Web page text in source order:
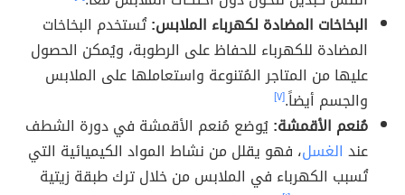
البخاخات المضادة لكهرباء الملابس:تُستخدم البخاخات
المضادة للكهرباء للحفاظ على الرطوبة، ويُمكن الحصول
عليها من المتاجر المُتنوعة واستعاملها على الملابس
والجسم أيضاً.[٧]
مُنعم الأقمشة:يُوضع مُنعم الأقمشة في دورة الشطف
عند الغسل، فهو يقلل من نشاط المواد الكيميائية التي
تُسبب الكهرباء في الملابس من خلال ترك طبقة زيتية